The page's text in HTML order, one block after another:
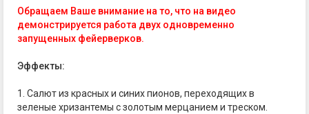
Обращаем Ваше внимание на то, что на видео
демонстрируется работа двух одновременно
запущенных фейерверков.
Эффекты:
1. Салют из красных и синих пионов, переходящих в
зеленые хризантемы с золотым мерцанием и треском.